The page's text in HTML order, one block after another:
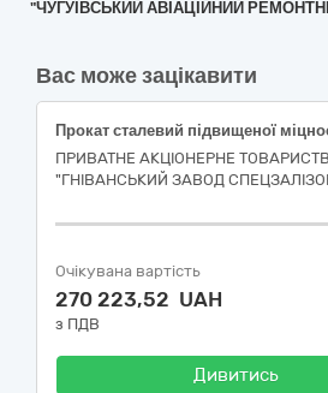
"ЧУГУЇВСЬКИЙ АВІАЦІЙНИЙ
Вас може зацікавити
ПРИВАТНЕ АКЦІОНЕРНЕ
"ГНІВАНСЬКИЙ ЗАВОД
Очікувана вартість
270 223,52 UAH
з ПДВ
Дивитись